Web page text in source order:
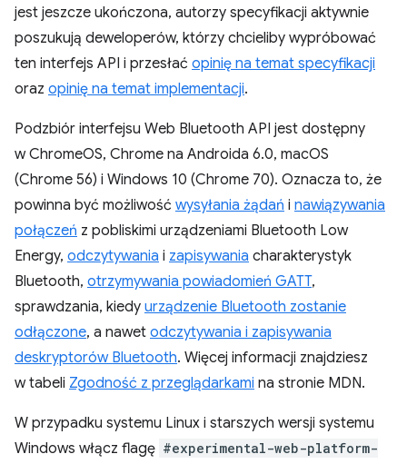
jest jeszcze ukończona, autorzy specyfikacji aktywnie
poszukują deweloperów, którzy chcieliby wypróbować
ten interfejs API i przesłać opinię na temat specyfikacji
oraz opinię na temat implementacji.
Podzbiór interfejsu Web Bluetooth API jest dostępny
w ChromeOS, Chrome na Androida 6.0, macOS
(Chrome 56) i Windows 10 (Chrome 70). Oznacza to, że
powinna być możliwość wysyłania żądań i nawiązywania
połączeń z pobliskimi urządzeniami Bluetooth Low
Energy, odczytywania i zapisywania charakterystyk
Bluetooth, otrzymywania powiadomień GATT,
sprawdzania, kiedy urządzenie Bluetooth zostanie
odłączone, a nawet odczytywania i zapisywania
deskryptorów Bluetooth. Więcej informacji znajdziesz
w tabeli Zgodność z przeglądarkami na stronie MDN.
W przypadku systemu Linux i starszych wersji systemu
Windows włącz flagę #experimental-web-platform-